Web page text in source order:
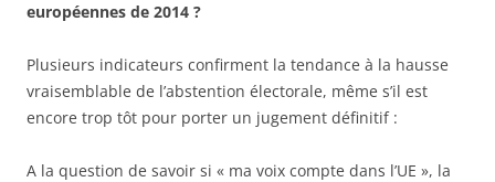
européennes de 2014 ?
Plusieurs indicateurs confirment la tendance à la hausse
vraisemblable de l’abstention électorale, même s’il est
encore trop tôt pour porter un jugement définitif :
A la question de savoir si « ma voix compte dans l’UE », la